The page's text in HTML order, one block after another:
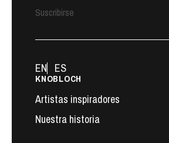
Suscribirse
KNOBLOCH
Artistas inspiradores
Nuestra historia
EN ES